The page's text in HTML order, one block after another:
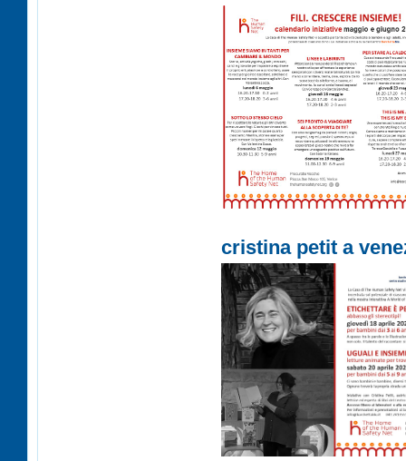
cristina petit a